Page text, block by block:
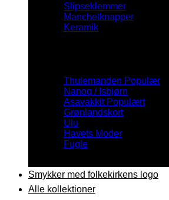
Slipseklemmer
Manchetknapper
Keramik
Thulemanden
Nanoq / Isbjørn
Asavakkit
Grønlandskort
Ulu
Havets Moder
Fugle
Smykker med folkekirkens logo
Alle kollektioner